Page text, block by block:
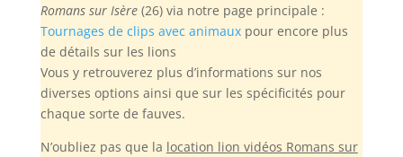
Romans sur Isère(26) via notre page principale :
Tournages de clips avec animauxpour encore plus
de détails sur les lions
Vous y retrouverez plus d’informations sur nos
diverses options ainsi que sur les spécificités pour
chaque sorte de fauves.
N’oubliez pas que la location lion vidéos Romans sur